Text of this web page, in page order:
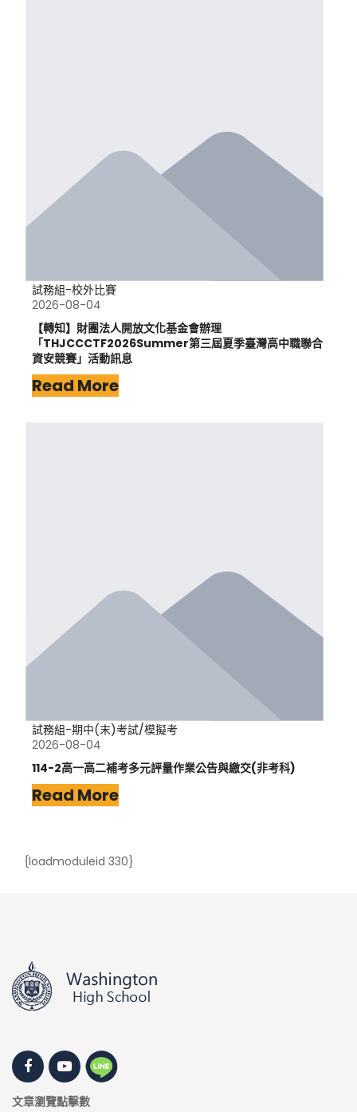
試務組-校外比賽
2026-08-04
【轉知】財團法人開放文化基金會辦理
「THJCCCTF2026Summer第三屆夏季臺灣高中職聯合
資安競賽」活動訊息
Read More
試務組-期中(末)考試/模擬考
2026-08-04
114-2高一高二補考多元評量作業公告與繳交(非考科)
Read More
{loadmoduleid 330}
文章瀏覽點擊數